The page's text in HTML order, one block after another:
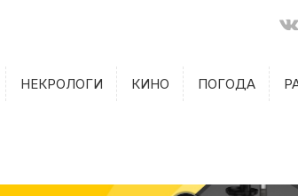
НЕКРОЛОГИ КИНО ПОГОДА